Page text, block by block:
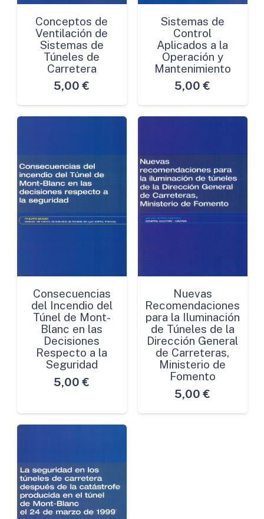
Conceptos de
Ventilación de
Sistemas de
Túneles de
Carretera
5,00 €
Sistemas de
Control
Aplicados a la
Operación y
Mantenimiento
5,00 €
Consecuencias
del Incendio del
Túnel de Mont-
Blanc en las
Decisiones
Respecto a la
Seguridad
5,00 €
Nuevas
Recomendaciones
para la Iluminación
de Túneles de la
Dirección General
de Carreteras,
Ministerio de
Fomento
5,00 €